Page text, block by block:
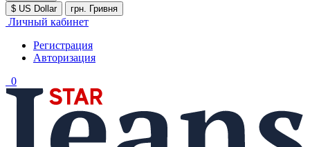
$ US Dollar
грн. Гривня
Личный кабинет
Регистрация
Авторизация
0